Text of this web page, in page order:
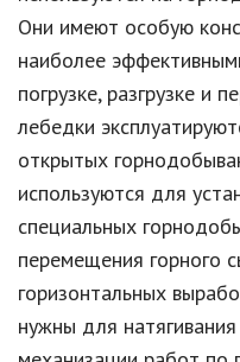
Они имеют особую
наиболее
погрузке, разгрузке и
лебедки
открытых
используются для
специальных
перемещения горного
горизонтальных
нужны для